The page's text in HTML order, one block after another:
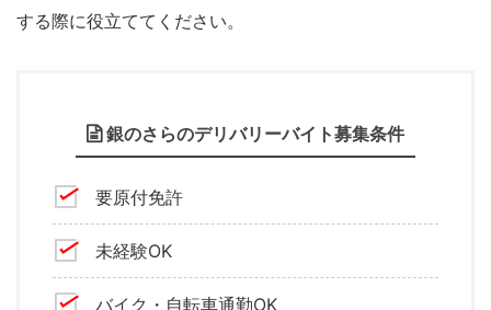
する際に役立ててください。
銀のさらのデリバリーバイト募集条件
要原付免許
未経験OK
バイク・自転車通勤OK